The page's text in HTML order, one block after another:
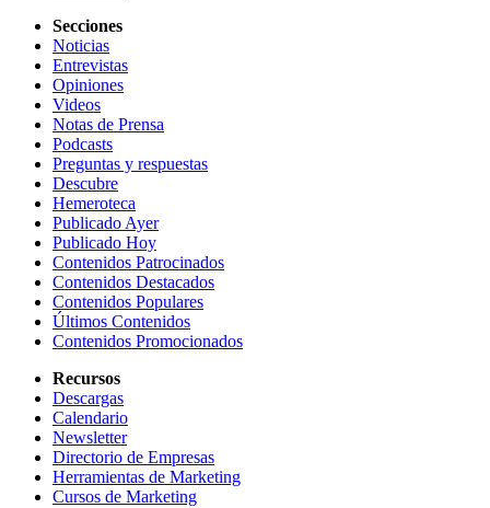
Secciones
Noticias
Entrevistas
Opiniones
Videos
Notas de Prensa
Podcasts
Preguntas y respuestas
Descubre
Hemeroteca
Publicado Ayer
Publicado Hoy
Contenidos Patrocinados
Contenidos Destacados
Contenidos Populares
Últimos Contenidos
Contenidos Promocionados
Recursos
Descargas
Calendario
Newsletter
Directorio de Empresas
Herramientas de Marketing
Cursos de Marketing